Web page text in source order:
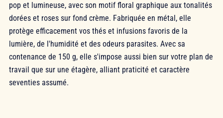
pop et lumineuse, avec son motif floral graphique aux tonalités
dorées et roses sur fond crème. Fabriquée en métal, elle
protège efficacement vos thés et infusions favoris de la
lumière, de l'humidité et des odeurs parasites. Avec sa
contenance de 150 g, elle s'impose aussi bien sur votre plan de
travail que sur une étagère, alliant praticité et caractère
seventies assumé.